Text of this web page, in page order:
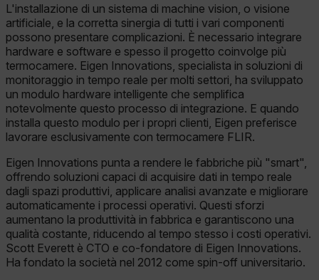
L'installazione di un sistema di machine vision, o visione
artificiale, e la corretta sinergia di tutti i vari componenti
possono presentare complicazioni. È necessario integrare
hardware e software e spesso il progetto coinvolge più
termocamere. Eigen Innovations, specialista in soluzioni di
monitoraggio in tempo reale per molti settori, ha sviluppato
un modulo hardware intelligente che semplifica
notevolmente questo processo di integrazione. E quando
installa questo modulo per i propri clienti, Eigen preferisce
lavorare esclusivamente con termocamere FLIR.
Eigen Innovations punta a rendere le fabbriche più "smart",
offrendo soluzioni capaci di acquisire dati in tempo reale
dagli spazi produttivi, applicare analisi avanzate e migliorare
automaticamente i processi operativi. Questi sforzi
aumentano la produttività in fabbrica e garantiscono una
qualità costante, riducendo al tempo stesso i costi operativi.
Scott Everett è CTO e co-fondatore di Eigen Innovations.
Ha fondato la società nel 2012 come spin-off universitario.